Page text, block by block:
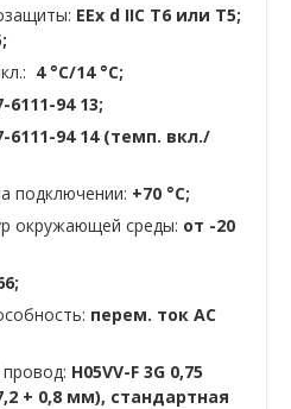
EEx d IIC T6 или T5;
4 °C/14 °C;
6111-94 13;
6111-94 14 (темп. вкл./
подключении: +70 °C;
окружающей среды: от -20
перем. ток AC
H05VV-F 3G 0,75
+ 0,8 мм), стандартная